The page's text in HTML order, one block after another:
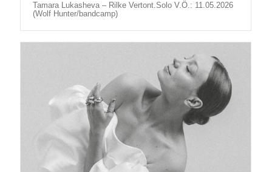
Tamara Lukasheva – Rilke Vertont.Solo V.Ö.: 11.05.2026
(Wolf Hunter/bandcamp)